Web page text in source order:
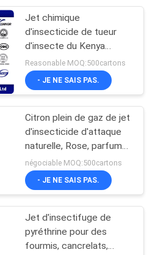
Jet chimique
d'insecticide de tueur
d'insecte du Kenya
HITZZ pour des
moucherons/fourmis
Reasonable MOQ:500cartons
- JE NE SAIS PAS.
Citron plein de gaz de jet
d'insecticide d'attaque
naturelle, Rose, parfum
de vanille
négociable MOQ:500cartons
- JE NE SAIS PAS.
Jet d'insectifuge de
pyréthrine pour des
fourmis, cancrelats,